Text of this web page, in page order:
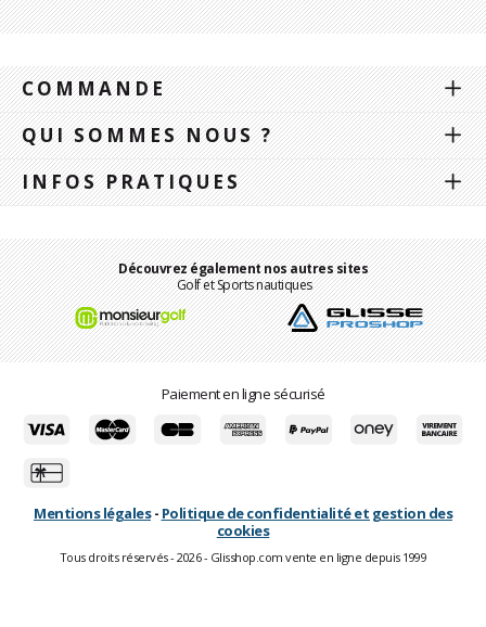
COMMANDE
QUI SOMMES NOUS ?
INFOS PRATIQUES
Découvrez également nos autres sites
Golf et Sports nautiques
Paiement en ligne sécurisé
Mentions légales- Politique de confidentialité et gestion des
cookies
Tous droits réservés - 2026 - Glisshop.com vente en ligne depuis 1999